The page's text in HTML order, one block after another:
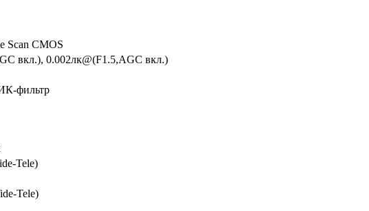
Scan CMOS
вкл.), 0.002лк@(F1.5,AGC вкл.)
фильтр
Tele)
Tele)